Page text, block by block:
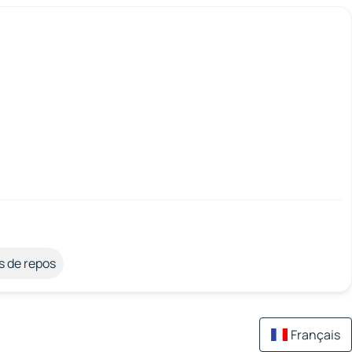
de repos
Français